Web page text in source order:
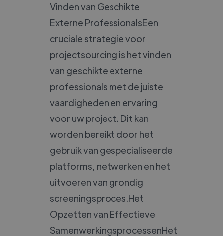
Vinden van Geschikte
Externe ProfessionalsEen
cruciale strategie voor
projectsourcing is het vinden
van geschikte externe
professionals met de juiste
vaardigheden en ervaring
voor uw project. Dit kan
worden bereikt door het
gebruik van gespecialiseerde
platforms, netwerken en het
uitvoeren van grondig
screeningsproces.Het
Opzetten van Effectieve
SamenwerkingsprocessenHet